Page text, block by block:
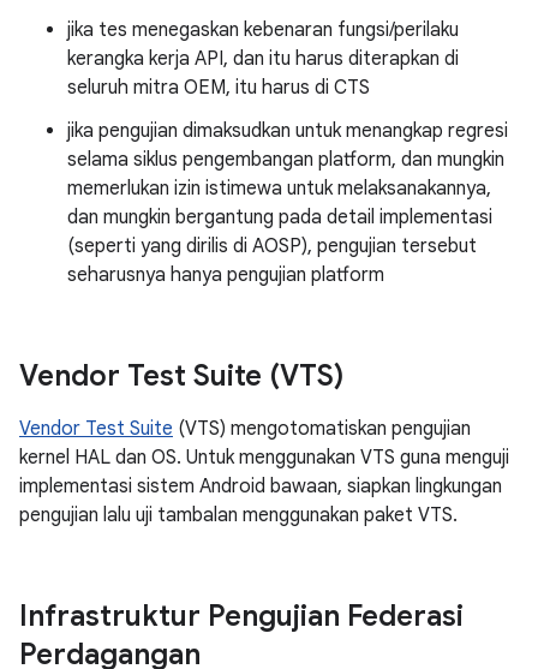
jika tes menegaskan kebenaran fungsi/perilaku
kerangka kerja API, dan itu harus diterapkan di
seluruh mitra OEM, itu harus di CTS
jika pengujian dimaksudkan untuk menangkap regresi
selama siklus pengembangan platform, dan mungkin
memerlukan izin istimewa untuk melaksanakannya,
dan mungkin bergantung pada detail implementasi
(seperti yang dirilis di AOSP), pengujian tersebut
seharusnya hanya pengujian platform
Vendor Test Suite (VTS)
Vendor Test Suite (VTS) mengotomatiskan pengujian
kernel HAL dan OS. Untuk menggunakan VTS guna menguji
implementasi sistem Android bawaan, siapkan lingkungan
pengujian lalu uji tambalan menggunakan paket VTS.
Infrastruktur Pengujian Federasi
Perdagangan